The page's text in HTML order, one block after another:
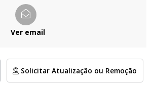
Ver email
Solicitar Atualização ou Remoção